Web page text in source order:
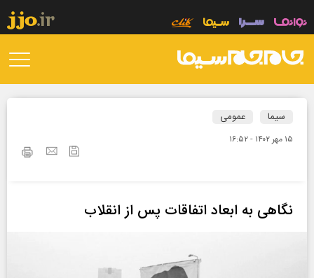
سیما عمومی
۱۵ مهر ۱۴۰۲ - ۱۶:۵۲
نگاهی به ابعاد اتفاقات پس از انقلاب